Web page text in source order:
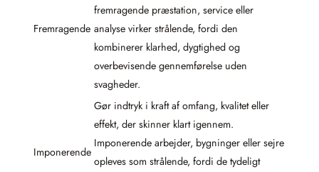
Fremragende
fremragende præstation, service eller
analyse virker strålende, fordi den
kombinerer klarhed, dygtighed og
overbevisende gennemførelse uden
svagheder.
Imponerende
Gør indtryk i kraft af omfang, kvalitet eller
effekt, der skinner klart igennem.
Imponerende arbejder, bygninger eller sejre
opleves som strålende, fordi de tydeligt